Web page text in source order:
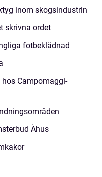
inom skogsindustrin
skrivna ordet
fotbeklädnad
Campomaggi-
Åhus